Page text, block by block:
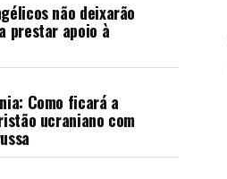
não deixarão
prestar apoio à
Como ficará a
ucraniano com